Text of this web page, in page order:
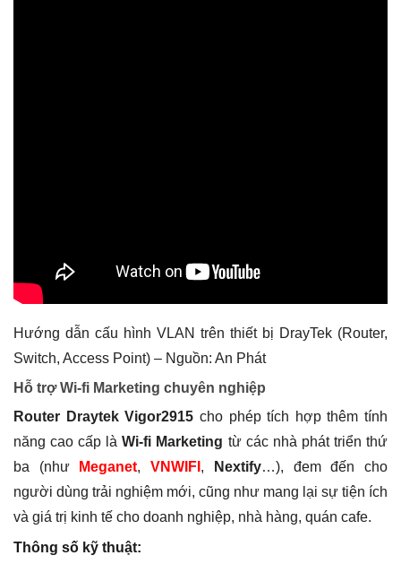
Hướng dẫn cấu hình VLAN trên thiết bị DrayTek (Router,
Switch, Access Point) – Nguồn: An Phát
Hỗ trợ Wi-fi Marketing chuyên nghiệp
Router Draytek Vigor2915 cho phép tích hợp thêm tính
năng cao cấp làWi-fi Marketing từ các nhà phát triển thứ
ba (như
Meganet,VNWIFI , Nextify…), đem đến cho
người dùng trải nghiệm mới, cũng như mang lại sự tiện ích
và giá trị kinh tế cho doanh nghiệp, nhà hàng, quán cafe.
Thông số kỹ thuật: